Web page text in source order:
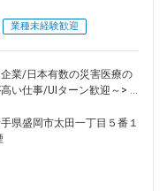
社／遠隔映像コミュニケ
サービスの価値を広げる役
る：CEATEC AWARD受
・事務が一体となって地域
える文化があります 変更の範囲：会社の定める業務
業種未経験歓迎
業/日本有数の災害医療の
い仕事/UIターン歓迎～> ■
を定期的に訪問し、ガス
います。入社後は、先輩社
で、未経験の方、女性も安
県盛岡市太田一丁目５番１